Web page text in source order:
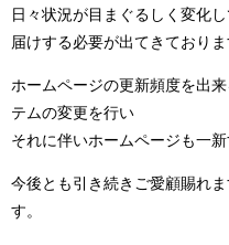
日々状況が目まぐるしく変化
届けする必要が出てきておりま
ホームページの更新頻度を出
テムの変更を行い
それに伴いホームページも一新
今後とも引き続きご愛顧賜れ
す。